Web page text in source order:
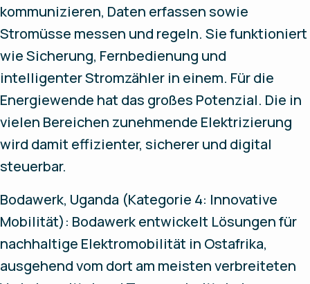
kommunizieren, Daten erfassen sowie
Stromüsse messen und regeln. Sie funktioniert
wie Sicherung, Fernbedienung und
intelligenter Stromzähler in einem. Für die
Energiewende hat das großes Potenzial. Die in
vielen Bereichen zunehmende Elektrizierung
wird damit effizienter, sicherer und digital
steuerbar.
Bodawerk, Uganda (Kategorie 4: Innovative
Mobilität): Bodawerk entwickelt Lösungen für
nachhaltige Elektromobilität in Ostafrika,
ausgehend vom dort am meisten verbreiteten